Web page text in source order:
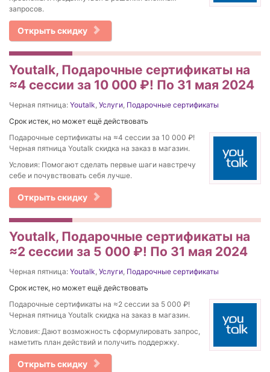
запросов.
Открыть скидку
Youtalk, Подарочные сертификаты на
≈4 сессии за 10 000 ₽! По 31 мая 2024
Черная пятница: Youtalk, Услуги, Подарочные сертификаты
Срок истек, но может ещё действовать
Подарочные сертификаты на ≈4 сессии за 10 000 ₽!
Черная пятница Youtalk скидка на заказ в магазин.
Условия: Помогают сделать первые шаги навстречу
себе и почувствовать себя лучше.
Открыть скидку
Youtalk, Подарочные сертификаты на
≈2 сессии за 5 000 ₽! По 31 мая 2024
Черная пятница: Youtalk, Услуги, Подарочные сертификаты
Срок истек, но может ещё действовать
Подарочные сертификаты на ≈2 сессии за 5 000 ₽!
Черная пятница Youtalk скидка на заказ в магазин.
Условия: Дают возможность сформулировать запрос,
наметить план действий и получить поддержку.
Открыть скидку